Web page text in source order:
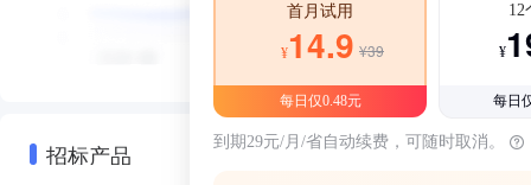
招标产品
首月试用
¥14.9 ¥39
每日仅0.48元
12
¥
每日
到期29元/月/省自动续费，可随时取消。